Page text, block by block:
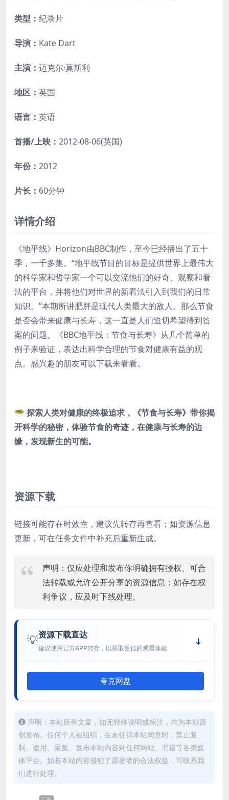
类型： 纪录片
导演： Kate Dart
主演： 迈克尔·莫斯利
地区： 英国
语言： 英语
首播/上映： 2012-08-06(英国)
年份： 2012
片长： 60分钟
详情介绍
《地平线》Horizon由BBC制作，至今已经播出了五十
季，一千多集。“地平线节目的目标是提供世界上最伟大
的科学家和哲学家一个可以交流他们的好奇、观察和看
法的平台，并将他们对世界的新看法引入到我们的日常
知识。”本期所讲肥胖是现代人类最大的敌人。那么节食
是否会带来健康与长寿，这一直是人们迫切希望得到答
案的问题。《BBC地平线：节食与长寿》从几个简单的
例子来验证，表达出科学合理的节食对健康有益的观
点。感兴趣的朋友可以下载来看看。
🥗 探索人类对健康的终极追求，《节食与长寿》带你揭
开科学的秘密，体验节食的奇迹，在健康与长寿的边
缘，发现新生的可能。
资源下载
链接可能存在时效性，建议先转存再查看；如资源信息
更新，可在任务文件中补充后重新生成。
声明：仅应处理和发布你明确拥有授权、可合
法转载或允许公开分享的资源信息；如存在权
利争议，应及时下线处理。
💡资源下载直达
建议使用官方APP转存，以获取更佳的观看体验
夸克网盘
声明：本站所有文章，如无特殊说明或标注，均为本站原
创发布。任何个人或组织，在未征得本站同意时，禁止复
制、盗用、采集、发布本站内容到任何网站、书籍等各类媒
体平台。如若本站内容侵犯了原著者的合法权益，可联系我
们进行处理。